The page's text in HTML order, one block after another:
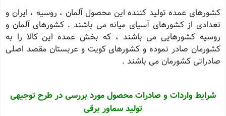
كشورهای عمده تولید كننده این محصول آلمان ، روسیه ، ایران و
تعدادی از كشورهای آسیای میانه می باشند . كشورهای آلمان و
روسیه كشورهایی می باشند ، كه بخش عمده این كالا را به
كشورمان صادر نموده و كشورهای كویت و عربستان مقصد اصلی
صادراتی كشورمان می باشند .
شرایط واردات و صادرات محصول مورد بررسی در طرح توجیهی
تولید سماور برقی